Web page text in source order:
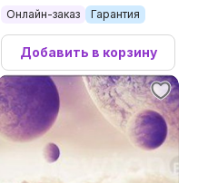
Онлайн-заказ Гарантия
Добавить в корзину